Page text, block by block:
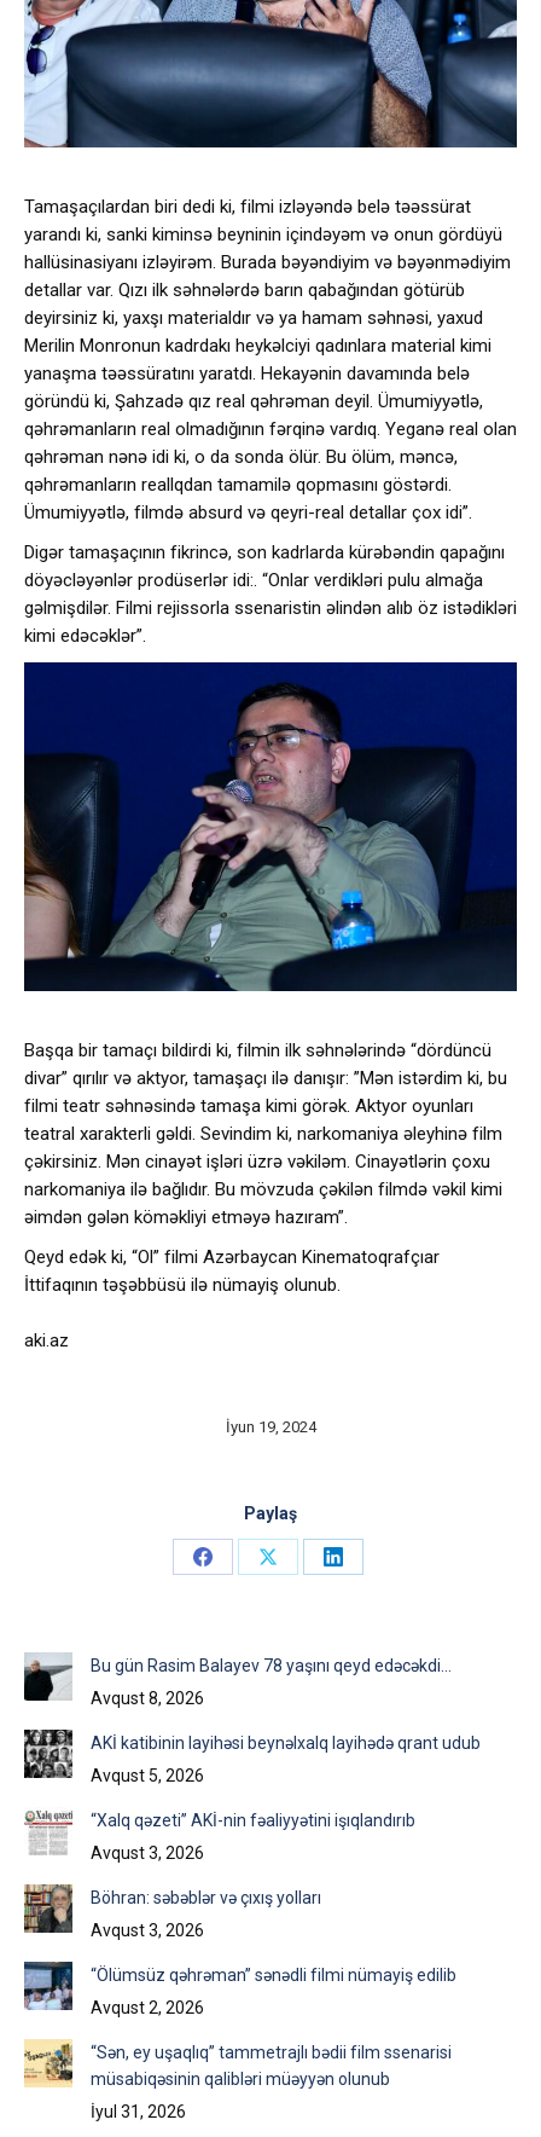
Tamaşaçılardan biri dedi ki, filmi izləyəndə belə təəssürat
yarandı ki, sanki kiminsə beyninin içindəyəm və onun gördüyü
hallüsinasiyanı izləyirəm. Burada bəyəndiyim və bəyənmədiyim
detallar var. Qızı ilk səhnələrdə barın qabağından götürüb
deyirsiniz ki, yaxşı materialdır və ya hamam səhnəsi, yaxud
Merilin Monronun kadrdakı heykəlciyi qadınlara material kimi
yanaşma təəssüratını yaratdı. Hekayənin davamında belə
göründü ki, Şahzadə qız real qəhrəman deyil. Ümumiyyətlə,
qəhrəmanların real olmadığının fərqinə vardıq. Yeganə real olan
qəhrəman nənə idi ki, o da sonda ölür. Bu ölüm, məncə,
qəhrəmanların reallqdan tamamilə qopmasını göstərdi.
Ümumiyyətlə, filmdə absurd və qeyri-real detallar çox idi”.
Digər tamaşaçının fikrincə, son kadrlarda kürəbəndin qapağını
döyəcləyənlər prodüserlər idi:. “Onlar verdikləri pulu almağa
gəlmişdilər. Filmi rejissorla ssenaristin əlindən alıb öz istədikləri
kimi edəcəklər”.
Başqa bir tamaçı bildirdi ki, filmin ilk səhnələrində “dördüncü
divar” qırılır və aktyor, tamaşaçı ilə danışır: ”Mən istərdim ki, bu
filmi teatr səhnəsində tamaşa kimi görək. Aktyor oyunları
teatral xarakterli gəldi. Sevindim ki, narkomaniya əleyhinə film
çəkirsiniz. Mən cinayət işləri üzrə vəkiləm. Cinayətlərin çoxu
narkomaniya ilə bağlıdır. Bu mövzuda çəkilən filmdə vəkil kimi
əimdən gələn köməkliyi etməyə hazıram”.
Qeyd edək ki, “Ol” filmi Azərbaycan Kinematoqrafçıar
İttifaqının təşəbbüsü ilə nümayiş olunub.
aki.az
İyun 19, 2024
Paylaş
Share
Share
Share
Bu gün Rasim Balayev 78 yaşını qeyd edəcəkdi…
Avqust 8, 2026
AKİ katibinin layihəsi beynəlxalq layihədə qrant udub
Avqust 5, 2026
“Xalq qəzeti” AKİ-nin fəaliyyətini işıqlandırıb
Avqust 3, 2026
Böhran: səbəblər və çıxış yolları
Avqust 3, 2026
“Ölümsüz qəhrəman” sənədli filmi nümayiş edilib
Avqust 2, 2026
“Sən, ey uşaqlıq” tammetrajlı bədii film ssenarisi
müsabiqəsinin qalibləri müəyyən olunub
İyul 31, 2026